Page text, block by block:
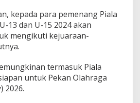
n
y
a
kepada para pemenang Piala
13 dan U-15 2024 akan
mengikuti kejuaraan-
termasuk Piala
untuk Pekan Olahraga
2026.